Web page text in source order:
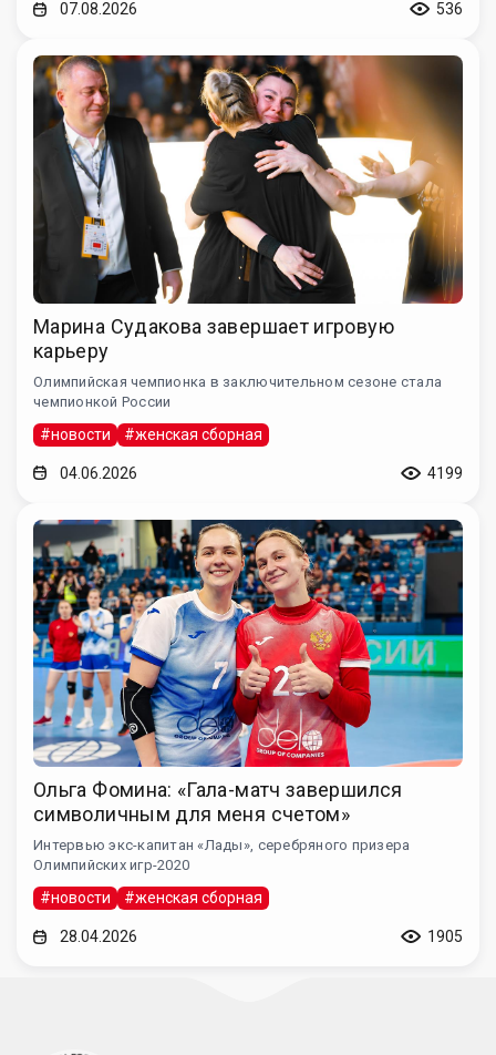
07.08.2026 536
Марина Судакова завершает игровую
карьеру
Олимпийская чемпионка в заключительном сезоне стала
чемпионкой России
#новости #женская сборная
04.06.2026 4199
Ольга Фомина: «Гала-матч завершился
символичным для меня счетом»
Интервью экс-капитан «Лады», серебряного призера
Олимпийских игр-2020
#новости #женская сборная
28.04.2026 1905